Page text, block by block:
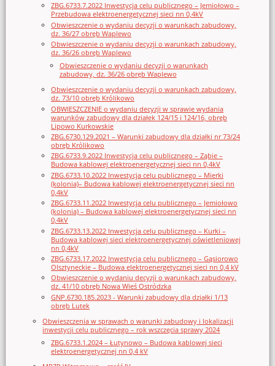
ZBG.6733.7.2022 Inwestycja celu publicznego – Jemiołowo –
Przebudowa elektroenergetycznej sieci nn 0,4kV
Obwieszczenie o wydaniu decyzji o warunkach zabudowy,
dz. 36/27 obręb Waplewo
Obwieszczenie o wydaniu decyzji o warunkach zabudowy,
dz. 36/26 obręb Waplewo
Obwieszczenie o wydaniu decyzji o warunkach
zabudowy, dz. 36/26 obręb Waplewo
Obwieszczenie o wydaniu decyzji o warunkach zabudowy,
dz. 73/10 obręb Królikowo
OBWIESZCZENIE o wydaniu decyzji w sprawie wydania
warunków zabudowy dla działek 124/15 i 124/16, obręb
Lipowo Kurkowskie
ZBG.6730.129.2021 – Warunki zabudowy dla działki nr 73/24
obręb Królikowo
ZBG.6733.9.2022 Inwestycja celu publicznego – Ząbie –
Budowa kablowej elektroenergetycznej sieci nn 0,4kV
ZBG.6733.10.2022 Inwestycja celu publicznego – Mierki
(kolonia)– Budowa kablowej elektroenergetycznej sieci nn
0,4kV
ZBG.6733.11.2022 Inwestycja celu publicznego – Jemiołowo
(kolonia) – Budowa kablowej elektroenergetycznej sieci nn
0,4kV
ZBG.6733.13.2022 Inwestycja celu publicznego – Kurki –
Budowa kablowej sieci elektroenergetycznej oświetleniowej
nn 0,4kV
ZBG.6733.17.2022 Inwestycja celu publicznego – Gąsiorowo
Olsztyneckie – Budowa elektroenergetycznej sieci nn 0,4 kV
Obwieszczenie o wydaniu decyzji o warunkach zabudowy,
dz. 41/10 obręb Nowa Wieś Ostródzka
GNP.6730.185.2023 - Warunki zabudowy dla działki 1/13
obręb Lutek
Obwieszczenia w sprawach o warunki zabudowy i lokalizacji
inwestycji celu publicznego – rok wszczęcia sprawy 2024
ZBG.6733.1.2024 – Łutynowo – Budowa kablowej sieci
elektroenergetycznej nn 0,4 kV